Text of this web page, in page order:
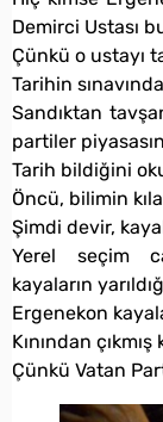
Demirci Ustası
Çünkü o ustayı
Tarihin
Sandıktan
partiler
Tarih bildiğini
Öncü, bilimin
Şimdi devir,
Yerel seçim
kayaların
Ergenekon
Kınından çıkmış
Çünkü Vatan